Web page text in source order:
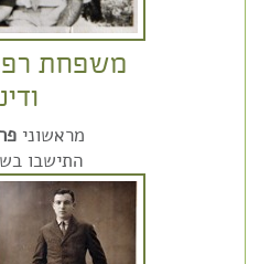
משפחת
מראשוני
התישבו